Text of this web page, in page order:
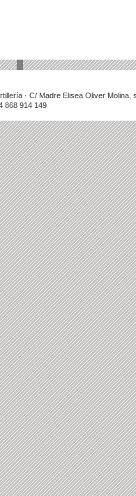
· C/ Madre Elisea Oliver
868 914 149